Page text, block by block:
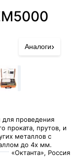
Аналоги›
проведения
проката, прутов, и
металлов с
до 4х мм.
«Октанта», Россия